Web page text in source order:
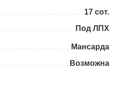
17 сот.
Под ЛПХ
Мансарда
Возможна